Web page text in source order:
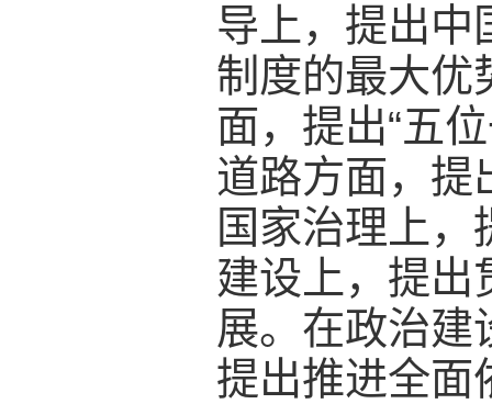
导上，提出中
制度的最大优
面，提出“五
道路方面，提
国家治理上
建设上，提出
展。在政治建
提出推进全面